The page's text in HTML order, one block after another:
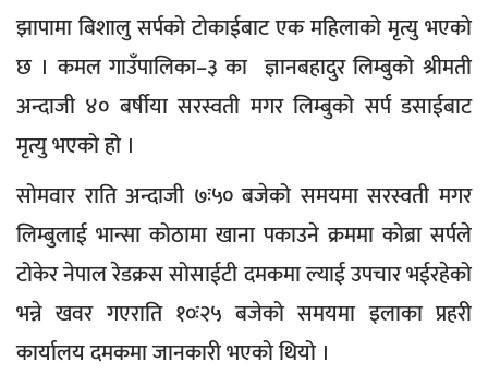
झापामा बिशालु सर्पको टोकाईबाट एक महिलाको मृत्यु भएको
छ । कमल गाउँपालिका–३ का ज्ञानबहादुर लिम्बुको श्रीमती
अन्दाजी ४० बर्षीया सरस्वती मगर लिम्बुको सर्प डसाईबाट
मृत्यु भएको हो ।
सोमवार राति अन्दाजी ७ः५० बजेको समयमा सरस्वती मगर
लिम्बुलाई भान्सा कोठामा खाना पकाउने क्रममा कोब्रा सर्पले
टोकेर नेपाल रेडक्रस सोसाईटी दमकमा ल्याई उपचार भईरहेको
भन्ने खवर गएराति १०ः२५ बजेको समयमा इलाका प्रहरी
कार्यालय दमकमा जानकारी भएको थियो ।